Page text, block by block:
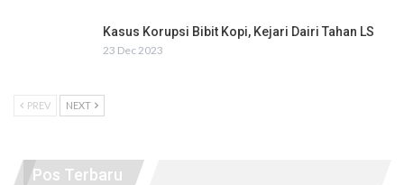
Kasus Korupsi Bibit Kopi, Kejari Dairi Tahan LS
23 Dec 2023
PREV NEXT
Pos Terbaru